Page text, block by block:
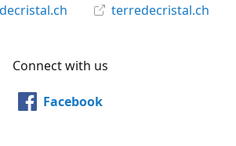
terredecristal.ch
Connect with us
Facebook